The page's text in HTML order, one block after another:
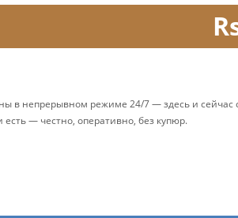
в непрерывном режиме 24/7 — здесь и
есть — честно, оперативно, без купюр.